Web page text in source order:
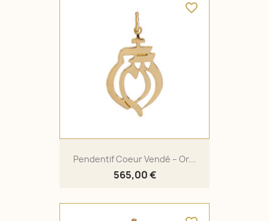
Pendentif Coeur Vendé – Or...
565,00 €
favorite_border